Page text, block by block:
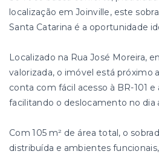
localização em Joinville, este
Santa Catarina é a oportunidade
Localizado na Rua José Moreira,
valorizada, o imóvel está próximo
conta com fácil acesso à BR-101
facilitando o deslocamento no dia
Com 105 m² de área total, o
distribuída e ambientes